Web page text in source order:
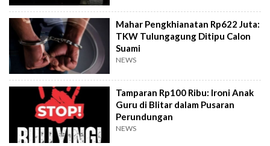
Mahar Pengkhianatan Rp622 Juta:
TKW Tulungagung Ditipu Calon
Suami
NEWS
Tamparan Rp100 Ribu: Ironi Anak
Guru di Blitar dalam Pusaran
Perundungan
NEWS